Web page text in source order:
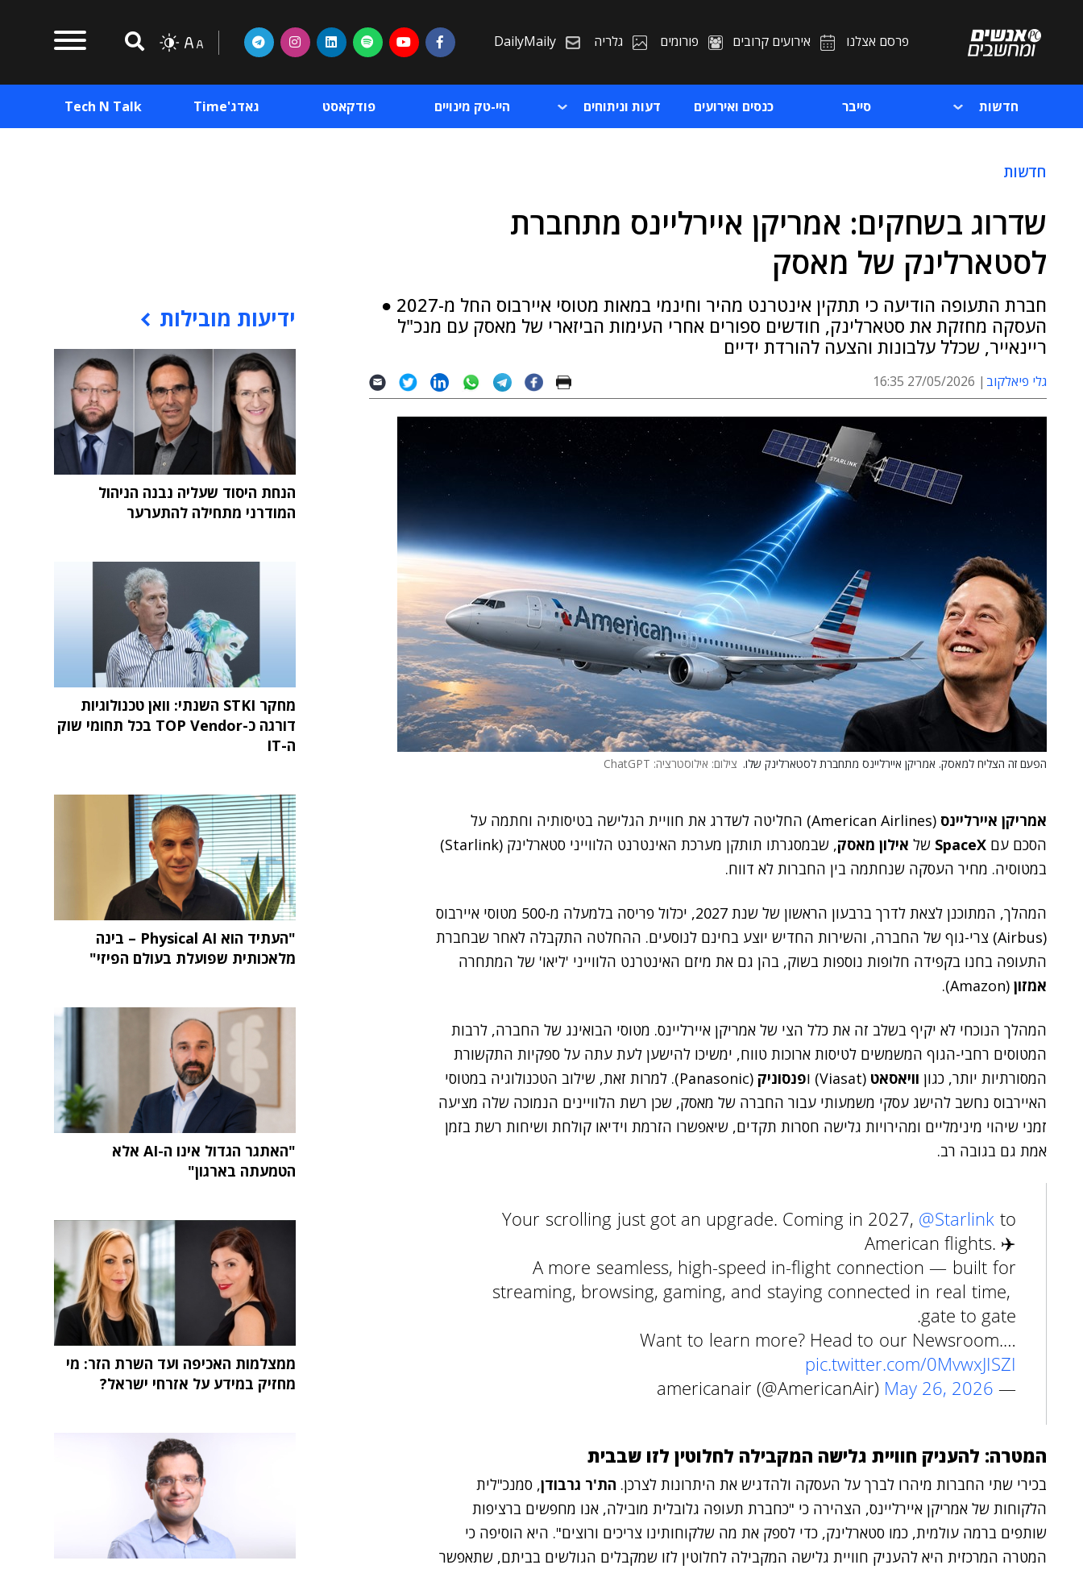
פרסם אצלנו אירועים קרובים פורומים גלריה DailyMaily
חדשות סייבר כנסים ואירועים דעות וניתוחים היי-טק מינויים פודקאסט גאדג'Time Tech N Talk
חדשות
שדרוג בשחקים: אמריקן איירליינס מתחברת
לסטארלינק של מאסק
חברת התעופה הודיעה כי תתקין אינטרנט מהיר וחינמי במאות מטוסי איירבוס החל מ-2027 ●
העסקה מחזקת את סטארלינק, חודשים ספורים אחרי העימות הביזארי של מאסק עם מנכ"ל
ריינאייר, שכלל עלבונות והצעה להורדת ידיים
גלי פיאלקוב 27/05/2026 16:35
הפעם זה הצליח למאסק. אמריקן איירליינס מתחברת לסטארלינק שלו. צילום: אילוסטרציה: ChatGPT
אמריקן איירליינס
(American Airlines) החליטה לשדרג את חוויית הגלישה בטיסותיה וחתמה על
הסכם עם SpaceX של אילון מאסק
, שבמסגרתו תותקן מערכת האינטרנט הלווייני סטארלינק (Starlink)
במטוסיה. מחיר העסקה שנחתמה בין החברות לא דווח.
המהלך, המתוכנן לצאת לדרך ברבעון הראשון של שנת 2027, יכלול פריסה בלמעלה מ-500 מטוסי איירבוס
(Airbus) צרי-גוף של החברה, והשירות החדיש יוצע בחינם לנוסעים. ההחלטה התקבלה לאחר שבחברת
התעופה בחנו בקפידה חלופות נוספות בשוק, בהן גם את מיזם האינטרנט הלווייני 'ליאו' של המתחרה
אמזון (Amazon).
המהלך הנוכחי לא יקיף בשלב זה את כלל הצי של אמריקן איירליינס. מטוסי הבואינג של החברה, לרבות
המטוסים רחבי-הגוף המשמשים לטיסות ארוכות טווח, ימשיכו להישען לעת עתה על ספקיות התקשורת
המסורתיות יותר, כגון וויאסאט (Viasat) ו פנסוניק
(Panasonic). למרות זאת, שילוב הטכנולוגיה במטוסי
האיירבוס נחשב להישג עסקי משמעותי עבור החברה של מאסק, שכן רשת הלוויינים הנמוכה שלה מציעה
זמני שיהוי מינימליים ומהירויות גלישה חסרות תקדים, שיאפשרו הזרמת וידיאו קולחת ושיחות רשת בזמן
אמת גם בגובה רב.
Your scrolling just got an upgrade. Coming in 2027, @Starlink to
American flights. ✈️
A more seamless, high-speed in-flight connection — built for
streaming, browsing, gaming, and staying connected in real time,
gate to gate.
Want to learn more? Head to our Newsroom.…
pic.twitter.com/0MvwxJISZI
— americanair (@AmericanAir)
May 26, 2026
המטרה: להעניק חוויית גלישה המקבילה לחלוטין לזו שבבית
בכירי שתי החברות מיהרו לברך על העסקה ולהדגיש את היתרונות לצרכן. הת'ר גרבודן, סמנכ"לית
הלקוחות של אמריקן איירליינס, הצהירה כי "כחברת תעופה גלובלית מובילה, אנו מחפשים ברציפות
שותפים ברמה עולמית, כמו סטארלינק, כדי לספק את מה שלקוחותינו צריכים ורוצים". היא הוסיפה כי
המטרה המרכזית היא להעניק חוויית גלישה המקבילה לחלוטין לזו שמקבלים הגולשים בביתם, שתאפשר
ידיעות מובילות
הנחת היסוד שעליה נבנה הניהול
המודרני מתחילה להתערער
מחקר STKI השנתי: וואן טכנולוגיות
דורגה כ-TOP Vendor בכל תחומי שוק
ה-IT
"העתיד הוא Physical AI – בינה
מלאכותית שפועלת בעולם הפיזי"
"האתגר הגדול אינו ה-AI אלא
הטמעתה בארגון"
ממצלמות האכיפה ועד השרת הזר: מי
מחזיק במידע על אזרחי ישראל?